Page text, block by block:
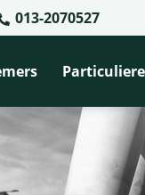
013-2070527